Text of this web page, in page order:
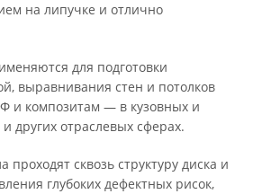
на липучке и отлично
для подготовки
выравнивания стен и потолков
и композитам — в кузовных и
других отраслевых сферах.
сквозь структуру диска и
глубоких дефектных рисок,